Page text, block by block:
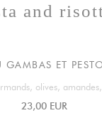
and
GAMBAS ET
olives,
23,00 EUR